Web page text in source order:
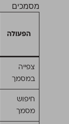
מסמכים
הפעולה
צפייה
במסמך
חיפוש
מסמך